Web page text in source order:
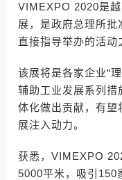
VIMEXPO 2020是
展，是政府总理所批
直接指导举办的活动
该展将是各家企业“
辅助工业发展系列措
体化做出贡献，有望
展注入动力。
获悉，VIMEXPO
5000平米，吸引150